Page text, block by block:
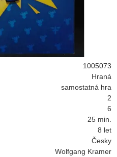
1005073
Hraná
samostatná hra
2
6
25 min.
8 let
Česky
Wolfgang Kramer